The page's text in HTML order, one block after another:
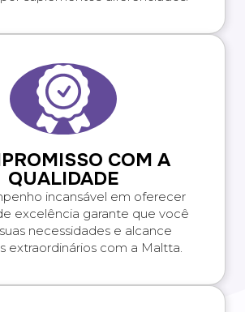
COM A
QUALIDADE
incansável em oferecer
excelência garante que você
necessidades e alcance
extraordinários com a Maltta.